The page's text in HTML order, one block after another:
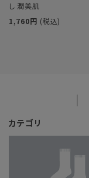
し 潤美肌
1,760円 (税込)
カテゴリ